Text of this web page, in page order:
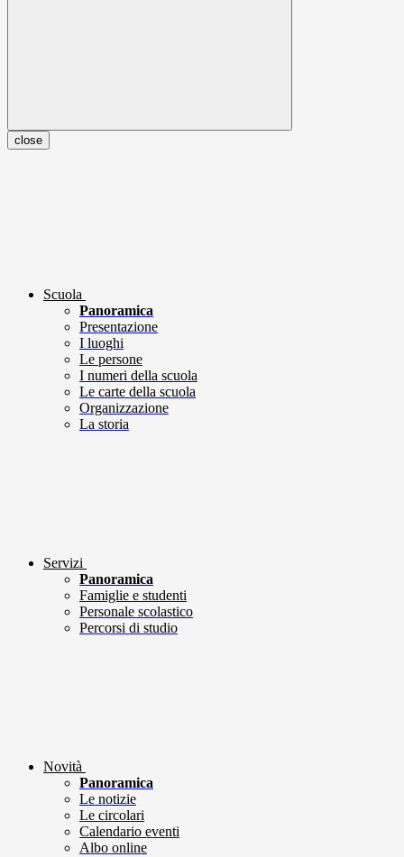
close
Scuola
Panoramica
Presentazione
I luoghi
Le persone
I numeri della scuola
Le carte della scuola
Organizzazione
La storia
Servizi
Panoramica
Famiglie e studenti
Personale scolastico
Percorsi di studio
Novità
Panoramica
Le notizie
Le circolari
Calendario eventi
Albo online